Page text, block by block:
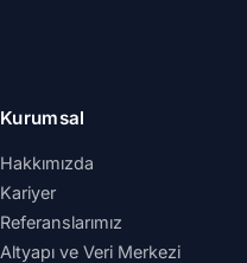
Kurumsal
Hakkımızda
Kariyer
Referanslarımız
Altyapı ve Veri Merkezi